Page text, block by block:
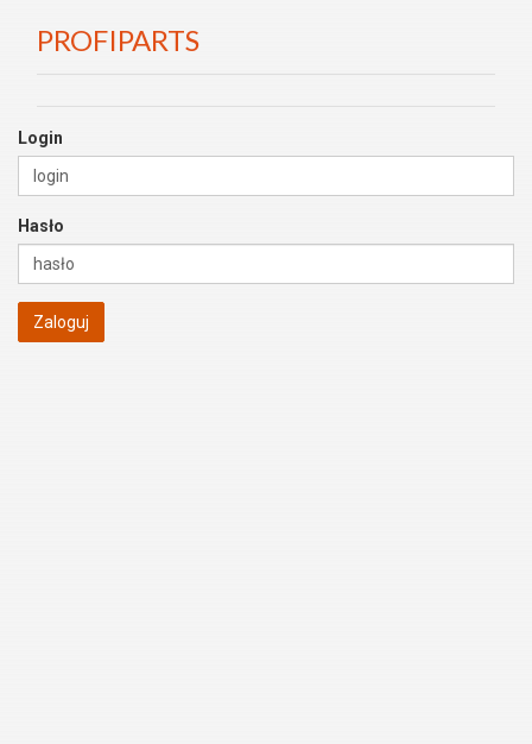
PROFIPARTS
Login
Hasło
Zaloguj